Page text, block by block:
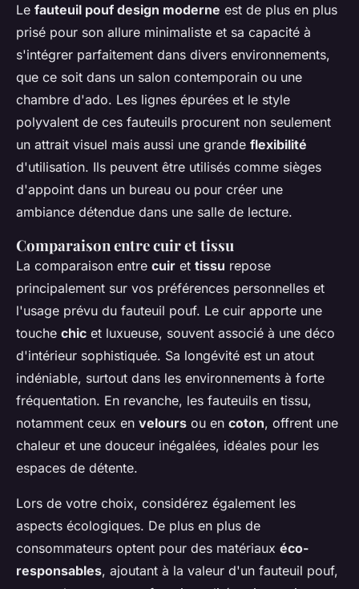
Le fauteuil pouf design moderne est de plus en plus
prisé pour son allure minimaliste et sa capacité à
s'intégrer parfaitement dans divers environnements,
que ce soit dans un salon contemporain ou une
chambre d'ado. Les lignes épurées et le style
polyvalent de ces fauteuils procurent non seulement
un attrait visuel mais aussi une grande flexibilité
d'utilisation. Ils peuvent être utilisés comme sièges
d'appoint dans un bureau ou pour créer une
ambiance détendue dans une salle de lecture.
Comparaison entre cuir et tissu
La comparaison entre cuir et tissu repose
principalement sur vos préférences personnelles et
l'usage prévu du fauteuil pouf. Le cuir apporte une
touche chic et luxueuse, souvent associé à une déco
d'intérieur sophistiquée. Sa longévité est un atout
indéniable, surtout dans les environnements à forte
fréquentation. En revanche, les fauteuils en tissu,
notamment ceux en velours ou en coton, offrent une
chaleur et une douceur inégalées, idéales pour les
espaces de détente.
Lors de votre choix, considérez également les
aspects écologiques. De plus en plus de
consommateurs optent pour des matériaux éco-
responsables, ajoutant à la valeur d'un fauteuil pouf,